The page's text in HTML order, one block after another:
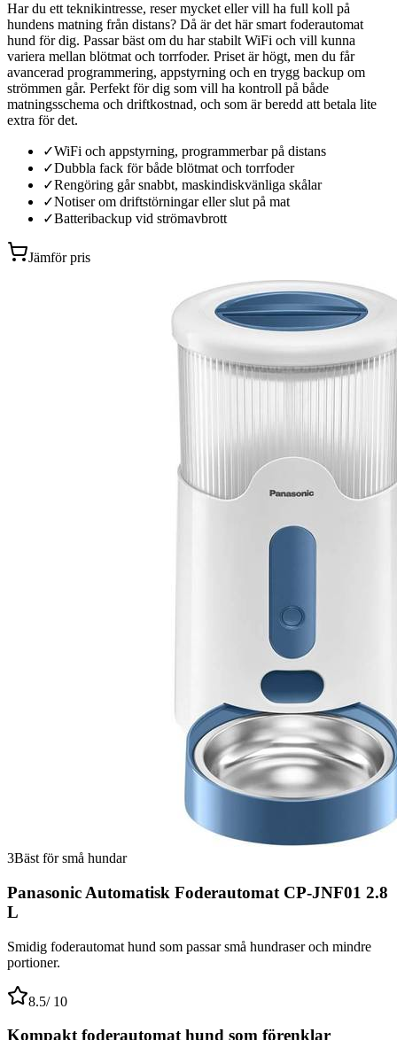
Har du ett teknikintresse, reser mycket eller vill ha full koll på
hundens matning från distans? Då är det här smart foderautomat
hund för dig. Passar bäst om du har stabilt WiFi och vill kunna
variera mellan blötmat och torrfoder. Priset är högt, men du får
avancerad programmering, appstyrning och en trygg backup om
strömmen går. Perfekt för dig som vill ha kontroll på både
matningsschema och driftkostnad, och som är beredd att betala lite
extra för det.
✓WiFi och appstyrning, programmerbar på distans
✓Dubbla fack för både blötmat och torrfoder
✓Rengöring går snabbt, maskindiskvänliga skålar
✓Notiser om driftstörningar eller slut på mat
✓Batteribackup vid strömavbrott
Jämför pris
3Bäst för små hundar
Panasonic Automatisk Foderautomat CP-JNF01 2.8
L
Smidig foderautomat hund som passar små hundraser och mindre
portioner.
8.5/ 10
Kompakt foderautomat hund som förenklar